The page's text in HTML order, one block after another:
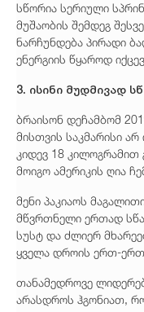
სწორია სერიული
მუშაობის შემდეგ
ნარჩუნდება პირადი
ენერგიის წყაროდ
3. ისინი მუდმივად
ბრაისონ დეჩამბომ
მისთვის საკმარისი
კიდევ 18 კილოგრამით
მოიგო ამერიკის ღია
მენი პაკიაოს
მწვრთნელი ერთად
სუსტ და ძლიერ
ყველა დროის ერთ-
თანამედროვე
არასდროს ჰგონიათ,